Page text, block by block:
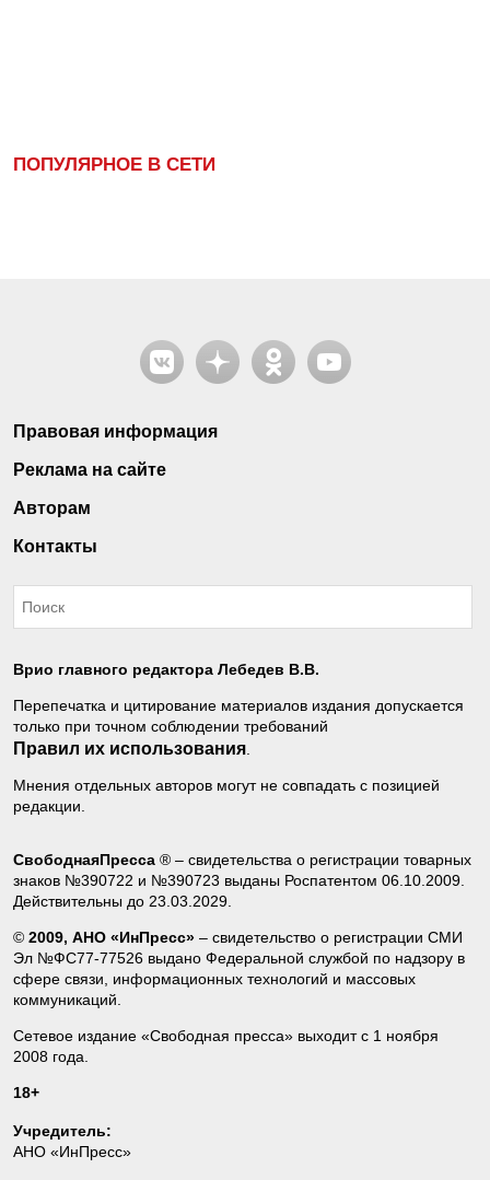
ПОПУЛЯРНОЕ В СЕТИ
Правовая информация
Реклама на сайте
Авторам
Контакты
Врио главного редактора Лебедев В.В.
Перепечатка и цитирование материалов издания допускается
только при точном соблюдении требований
Правил их использования
Мнения отдельных авторов могут не совпадать с позицией
редакции.
СвободнаяПресса ® – свидетельства о регистрации товарных
знаков №390722 и №390723 выданы Роспатентом 06.10.2009.
Действительны до 23.03.2029.
© 2009, АНО «ИнПресс» – свидетельство о регистрации СМИ
Эл №ФС77-77526 выдано Федеральной службой по надзору в
сфере связи, информационных технологий и массовых
коммуникаций.
Сетевое издание «Свободная пресса» выходит с 1 ноября
2008 года.
18+
Учредитель:
АНО «ИнПресс»